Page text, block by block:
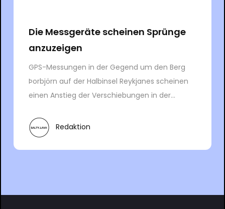
Die Messgeräte scheinen Sprünge
anzuzeigen
GPS-Messungen in der Gegend um den Berg
Þorbjörn auf der Halbinsel Reykjanes scheinen
einen Anstieg der Verschiebungen in der...
Redaktion